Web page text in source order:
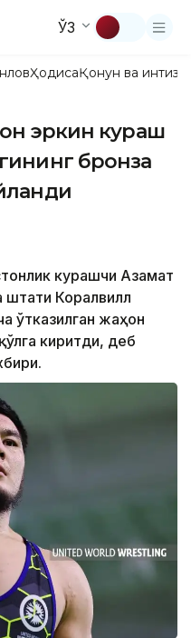
ЎЗ
ҲодисаҚонун ва
эркин кураш
бронза
курашчи Азамат
штати Коралвилл
ўтказилган жаҳон
киритди, деб